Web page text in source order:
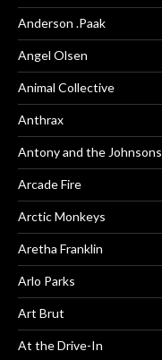
Anderson .Paak
Angel Olsen
Animal Collective
Anthrax
Antony and the Johnsons
Arcade Fire
Arctic Monkeys
Aretha Franklin
Arlo Parks
Art Brut
At the Drive-In